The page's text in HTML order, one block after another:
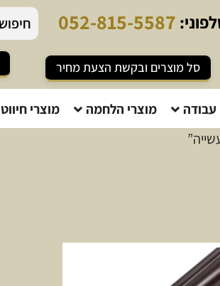
052-815-5587
סל מוצרים ובקשת הצעת מחיר
עבודה מוצרי הלחמה מוצרי חיווט